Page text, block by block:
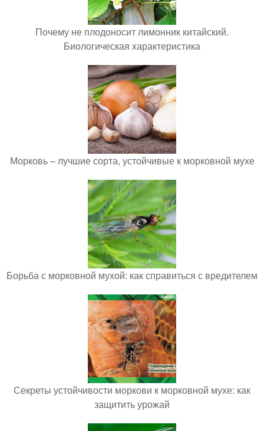
Почему не плодоносит лимонник китайский.
Биологическая характеристика
Морковь – лучшие сорта, устойчивые к морковной мухе
Борьба с морковной мухой: как справиться с вредителем
Секреты устойчивости моркови к морковной мухе: как
защитить урожай